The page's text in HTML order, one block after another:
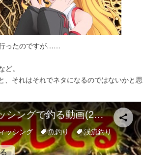
ったのですが……
。
それはそれでネタになるのではないかと思